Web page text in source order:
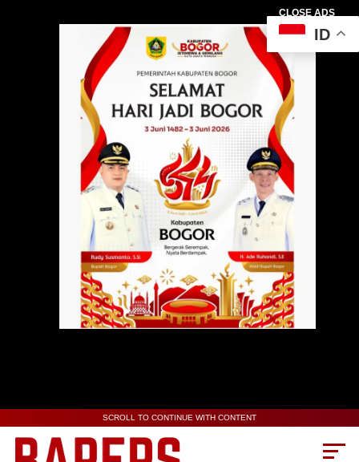
CLOSE ADS
SCROLL TO CONTINUE WITH CONTENT
ID